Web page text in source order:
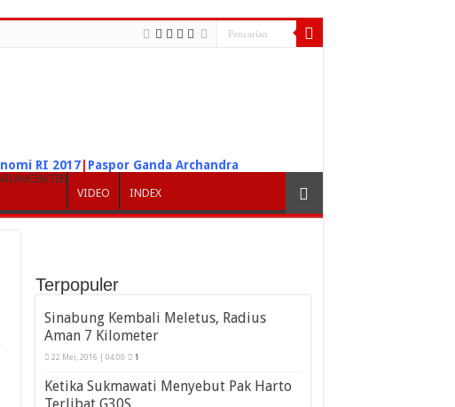
RI 2017 Paspor Ganda Archandra
VIDEO
INDEX
Terpopuler
Sinabung Kembali Meletus, Radius
Aman 7 Kilometer
22 Mei, 2016 | 04:00 1
Ketika Sukmawati Menyebut Pak Harto